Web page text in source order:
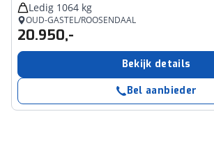
Ledig 1064 kg
OUD-GASTEL/ROOSENDAAL
20.950,-
Bekijk details
Bel aanbieder